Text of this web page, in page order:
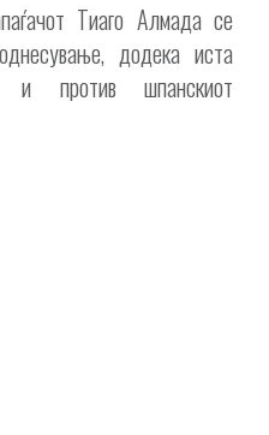
Тиаго Алмада се
додека иста
и против шпанскиот